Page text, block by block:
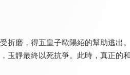
折磨，得五皇子歐陽紹的幫助逃
玉靜最終以死抗爭。此時，真正